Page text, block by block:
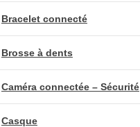
Bracelet connecté
Brosse à dents
Caméra connectée – Sécurité
Casque